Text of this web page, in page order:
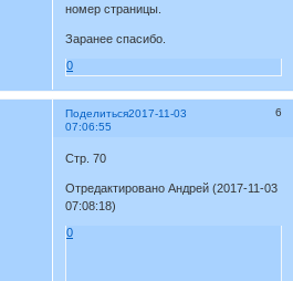
номер страницы.
Заранее спасибо.
0
Поделиться 6
2017-11-03
07:06:55
Стр. 70
Отредактировано Андрей (2017-11-03
07:08:18)
0